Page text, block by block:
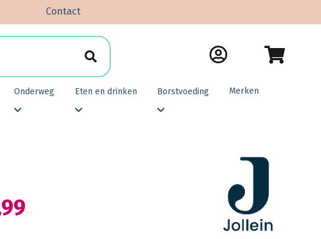
Contact
Onderweg Eten en drinken Borstvoeding Merken